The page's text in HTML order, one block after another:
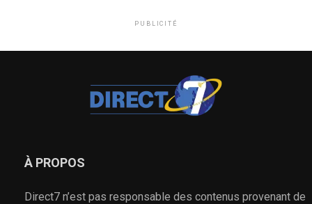
PUBLICITÉ
À PROPOS
Direct7 n’est pas responsable des contenus provenant de